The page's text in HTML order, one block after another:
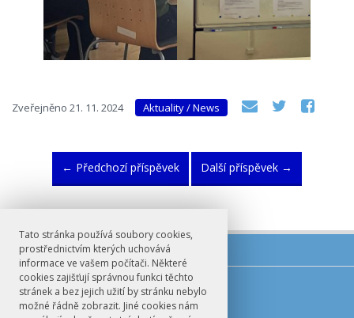
Tato stránka používá soubory cookies,
prostřednictvím kterých uchovává
informace ve vašem počítači. Některé
cookies zajišťují správnou funkci těchto
stránek a bez jejich užití by stránku nebylo
možné řádně zobrazit. Jiné cookies nám
Zveřejněno 21. 11. 2024 Aktuality / News
← Předchozí příspěvek Další příspěvek →
E-mail
germanoslavistika@ff.cuni.cz